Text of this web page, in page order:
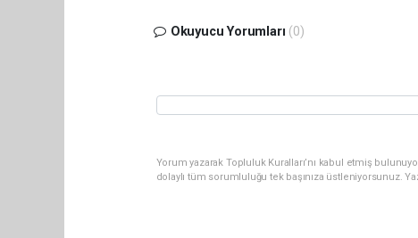
Okuyucu Yorumları (0)
Yorum yazarak Topluluk Kuralları’nı kabul etmiş
dolaylı tüm sorumluluğu tek başınıza üstleniyorsunuz.